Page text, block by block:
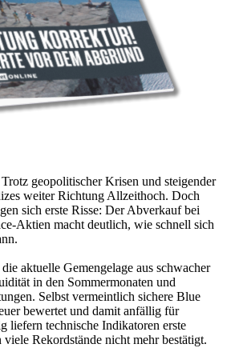
geopolitischer Krisen und steigender
weiter Richtung Allzeithoch. Doch
sich erste Risse: Der Abverkauf bei
Aktien macht deutlich, wie schnell sich
aktuelle Gemengelage aus schwacher
in den Sommermonaten und
Selbst vermeintlich sichere Blue
bewertet und damit anfällig für
liefern technische Indikatoren erste
Rekordstände nicht mehr bestätigt.